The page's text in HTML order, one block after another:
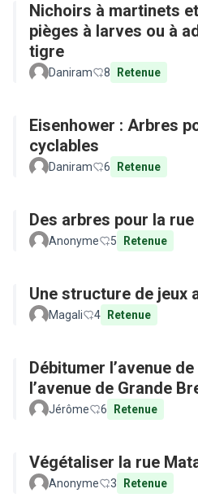
Nichoirs à martinets
pièges à larves ou à
tigre
Daniram 8 Retenue
Eisenhower : Arbres
cyclables
Daniram 6 Retenue
Des arbres pour la
Anonyme 5 Retenue
Une structure de jeux
Magali 4 Retenue
Débitumer l’avenue
l’avenue de Grande
Jérôme 6 Retenue
Végétaliser la rue
Anonyme 3 Retenue